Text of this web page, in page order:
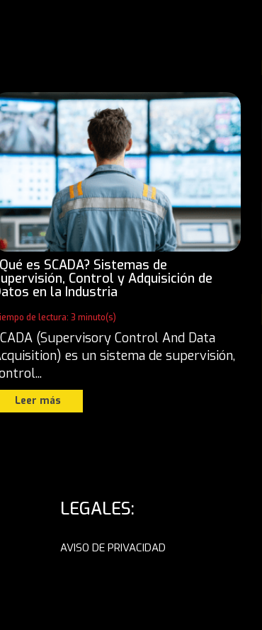
es SCADA? Sistemas de
Control y Adquisición de
en la Industria
de lectura: 3 minuto(s)
(Supervisory Control And Data
es un sistema de supervisión,
Leer más
LEGALES:
AVISO DE PRIVACIDAD